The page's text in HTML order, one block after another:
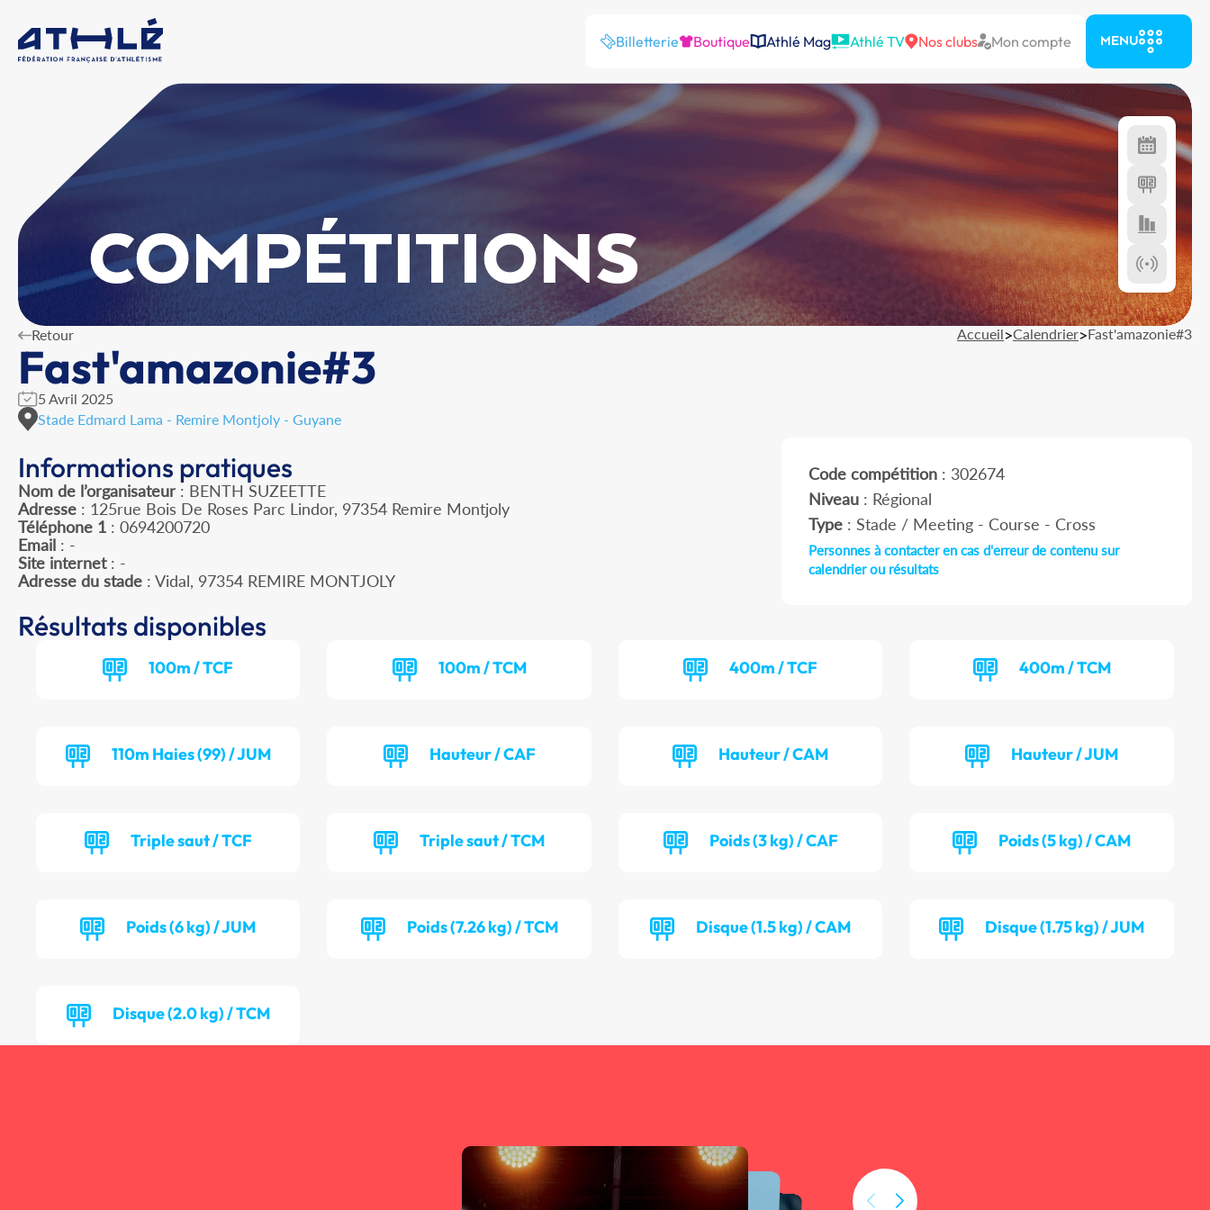
Billetterie Boutique Athlé Mag Athlé TV Nos clubs Mon compte MENU
COMPÉTITIONS
Retour Accueil>Calendrier>Fast'amazonie#3
Fast'amazonie#3
5 Avril 2025
Stade Edmard Lama - Remire Montjoly - Guyane
Informations pratiques
Nom de l’organisateur : BENTH SUZEETTE
Adresse : 125rue Bois De Roses Parc Lindor, 97354 Remire Montjoly
Téléphone 1 : 0694200720
Email : -
Site internet: -
Adresse du stade : Vidal, 97354 REMIRE MONTJOLY
Code compétition: 302674
Niveau: Régional
Type: Stade / Meeting - Course - Cross
Personnes à contacter en cas d'erreur de contenu sur
calendrier ou résultats
Résultats disponibles
100m / TCF 100m / TCM 400m / TCF 400m / TCM
110m Haies (99) / JUM Hauteur / CAF Hauteur / CAM Hauteur / JUM
Triple saut / TCF Triple saut / TCM Poids (3 kg) / CAF Poids (5 kg) / CAM
Poids (6 kg) / JUM Poids (7.26 kg) / TCM Disque (1.5 kg) / CAM Disque (1.75 kg) / JUM
Disque (2.0 kg) / TCM